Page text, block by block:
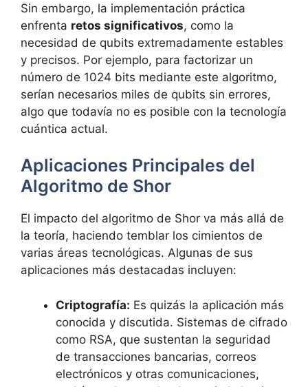
Sin embargo, la implementación práctica
enfrenta retos significativos, como la
necesidad de qubits extremadamente estables
y precisos. Por ejemplo, para factorizar un
número de 1024 bits mediante este algoritmo,
serían necesarios miles de qubits sin errores,
algo que todavía no es posible con la tecnología
cuántica actual.
Aplicaciones Principales del
Algoritmo de Shor
El impacto del algoritmo de Shor va más allá de
la teoría, haciendo temblar los cimientos de
varias áreas tecnológicas. Algunas de sus
aplicaciones más destacadas incluyen:
Criptografía: Es quizás la aplicación más
conocida y discutida. Sistemas de cifrado
como RSA, que sustentan la seguridad
de transacciones bancarias, correos
electrónicos y otras comunicaciones,